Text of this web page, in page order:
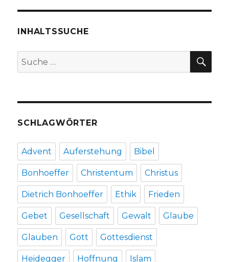
Christoph
Welver
INHALTSSUCHE
Suche
nach:
SCHLAGWÖRTER
Advent Auferstehung Bibel
Bonhoeffer Christentum Christus
Dietrich Bonhoeffer Ethik Frieden
Gebet Gesellschaft Gewalt Glaube
Glauben Gott Gottesdienst
Heidegger Hoffnung Islam